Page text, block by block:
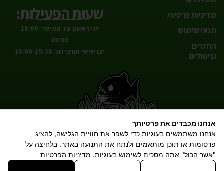
מדיניות פרטיות
תנאי שימוש
החזרים
וביטולים
שעות הפעילות:
ימי ראשון עד חמישי:10:00-
20:00
יום שישי וערבי חג: 10:00-15:30
הטבע אצלך בסלון!אנחנו מכבדים את פרטיותך
אנחנו משתמשים בעוגיות כדי לשפר את חוויית הגלישה, להציג
פרסומות או תוכן מותאמים ולנתח את התנועה באתר. בלחיצה על
"אשר הכול" אתה מסכים לשימוש בעוגיות. מדיניות הפרטיות